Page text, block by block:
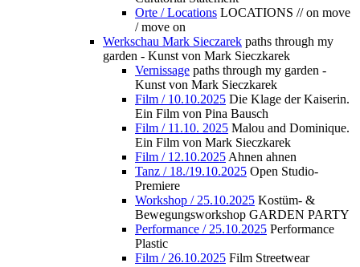
Orte / Locations LOCATIONS // on move
/ move on
Werkschau Mark Sieczarek paths through my
garden - Kunst von Mark Sieczkarek
Vernissage paths through my garden -
Kunst von Mark Sieczkarek
Film / 10.10.2025 Die Klage der Kaiserin.
Ein Film von Pina Bausch
Film / 11.10. 2025 Malou and Dominique.
Ein Film von Mark Sieczkarek
Film / 12.10.2025 Ahnen ahnen
Tanz / 18./19.10.2025 Open Studio-
Premiere
Workshop / 25.10.2025 Kostüm- &
Bewegungsworkshop GARDEN PARTY
Performance / 25.10.2025 Performance
Plastic
Film / 26.10.2025 Film Streetwear